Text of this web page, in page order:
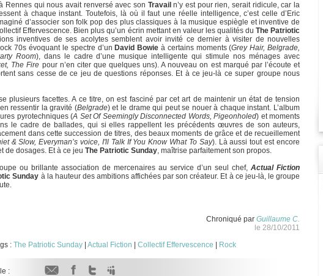
Rennes qui nous avait renversé avec son Travail n’y est pour rien, serait ridicule, car la
à chaque instant. Toutefois, là où il faut une réelle intelligence, c’est celle d’Eric
d’associer son folk pop des plus classiques à la musique espiègle et inventive de
Effervescence. Bien plus qu’un écrin mettant en valeur les qualités du The Patriotic
inventives de ses acolytes semblent avoir invité ce dernier à visiter de nouvelles
70s évoquant le spectre d’un David Bowie à certains moments (Grey Hair, Belgrade,
Room), dans le cadre d’une musique intelligente qui stimule nos ménages avec
The Fire pour n’en citer que quelques uns). A nouveau on est marqué par l’écoute et
sans cesse de ce jeu de questions réponses. Et à ce jeu-là ce super groupe nous
plusieurs facettes. A ce titre, on est fasciné par cet art de maintenir un état de tension
ressentir la gravité (Belgrade) et le drame qui peut se nouer à chaque instant. L’album
pyrotechniques (A Set Of Seemingly Disconnected Words, Pigeonholed) et moments
le cadre de ballades, qui si elles rappellent les précédents œuvres de son auteurs,
dans cette succession de titres, des beaux moments de grâce et de recueillement
& Slow, Everyman’s voice, I'll Talk If You Know What To Say). Là aussi tout est encore
de dosages. Et à ce jeu The Patriotic Sunday, maîtrise parfaitement son propos.
ou brillante association de mercenaires au service d’un seul chef, Actual Fiction
Sunday à la hauteur des ambitions affichées par son créateur. Et à ce jeu-là, le groupe
Chroniqué par Guillaume C.
le 28/10/2011
: The Patriotic Sunday| Actual Fiction Collectif Effervescence Rock
: